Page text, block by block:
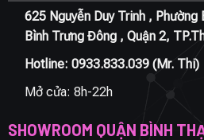
625 Nguyễn Duy Trinh , Phường
Bình Trưng Đông , Quận 2,
Hotline: 0933.833.039(Mr. Thi)
Mở cửa: 8h-22h
SHOWROOM QUẬN BÌNH